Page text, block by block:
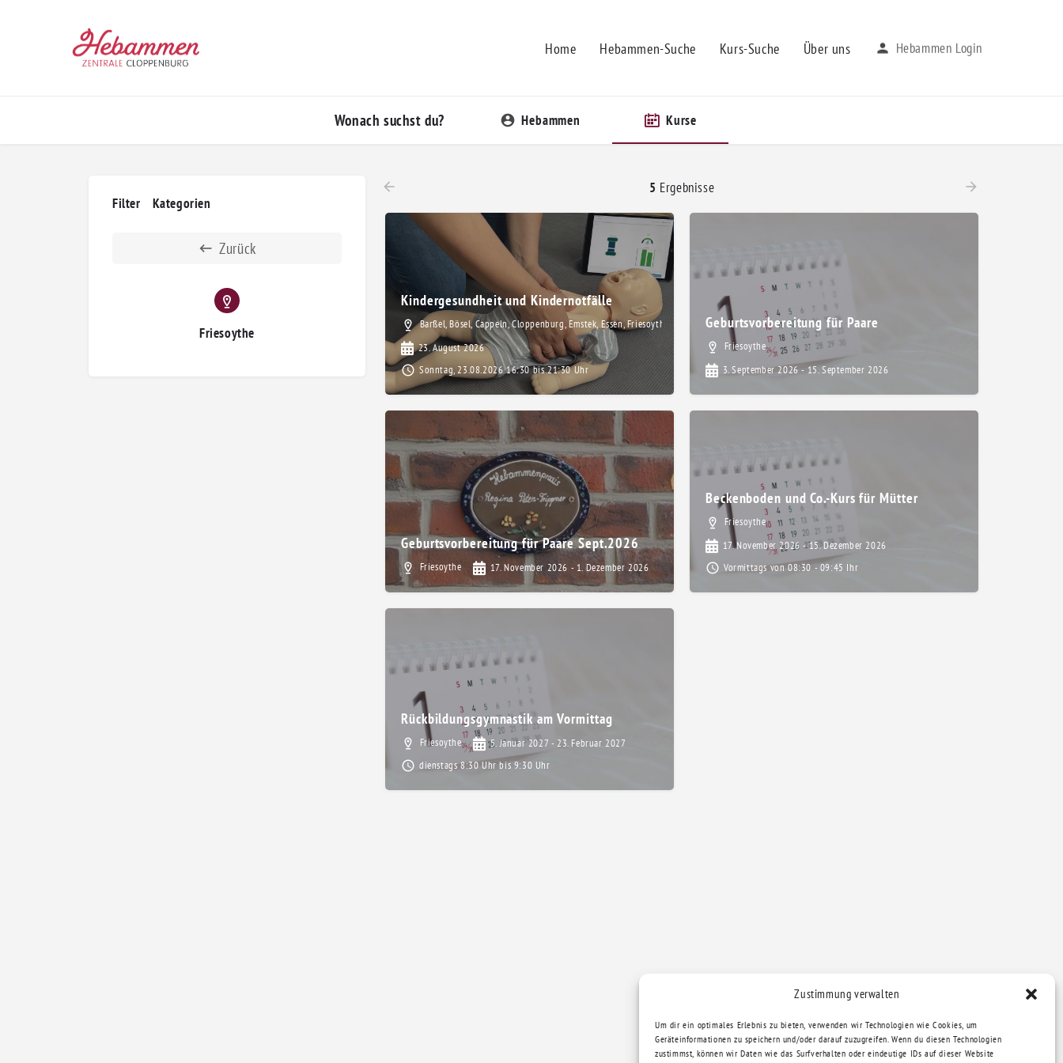
Zustimmung verwalten
Um dir ein optimales Erlebnis zu bieten, verwenden wir Technologien wie Cookies, um
Geräteinformationen zu speichern und/oder darauf zuzugreifen. Wenn du diesen Technologien
zustimmst, können wir Daten wie das Surfverhalten oder eindeutige IDs auf dieser Website
Home Hebammen-Suche Kurs-Suche Über uns Hebammen Login
Wonach suchst du? Hebammen Kurse
Filter Kategorien
Zurück
Friesoythe
5 Ergebnisse
Kindergesundheit und Kindernotfälle
Barßel, Bösel, Cappeln, Cloppenburg, Emstek, Essen, Friesoythe, Garrel, Großenkneten, Herzlake, Lastrup, Lindern, Löningen, Molbergen, Quakenbrück, Saterland,
23. August 2026
Sonntag, 23.08.2026 16:30 bis 21:30 Uhr
Geburtsvorbereitung für Paare
Friesoythe
3. September 2026 - 15. September 2026
Geburtsvorbereitung für Paare Sept.2026
Friesoythe 17. November 2026 - 1. Dezember 2026
Beckenboden und Co.-Kurs für Mütter
Friesoythe
17. November 2026 - 15. Dezember 2026
Vormittags von 08:30 - 09:45 Ihr
Rückbildungsgymnastik am Vormittag
Friesoythe
5. Januar 2027 - 23. Februar 2027
dienstags 8:30 Uhr bis 9:30 Uhr